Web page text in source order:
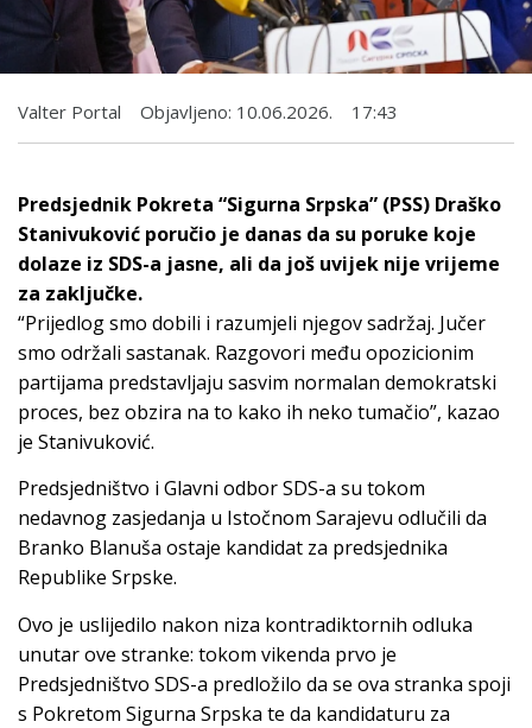
Valter Portal Objavljeno: 10.06.2026. 17:43
Predsjednik Pokreta “Sigurna Srpska” (PSS) Draško
Stanivuković poručio je danas da su poruke koje
dolaze iz SDS-a jasne, ali da još uvijek nije vrijeme
za zaključke.
“Prijedlog smo dobili i razumjeli njegov sadržaj. Jučer
smo održali sastanak. Razgovori među opozicionim
partijama predstavljaju sasvim normalan demokratski
proces, bez obzira na to kako ih neko tumačio”, kazao
je Stanivuković.
Predsjedništvo i Glavni odbor SDS-a su tokom
nedavnog zasjedanja u Istočnom Sarajevu odlučili da
Branko Blanuša ostaje kandidat za predsjednika
Republike Srpske.
Ovo je uslijedilo nakon niza kontradiktornih odluka
unutar ove stranke: tokom vikenda prvo je
Predsjedništvo SDS-a predložilo da se ova stranka spoji
s Pokretom Sigurna Srpska te da kandidaturu za